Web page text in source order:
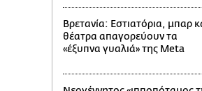
Βρετανία: Εστιατόρια, μπαρ
θέατρα απαγορεύουν τα
«έξυπνα γυαλιά» της Meta